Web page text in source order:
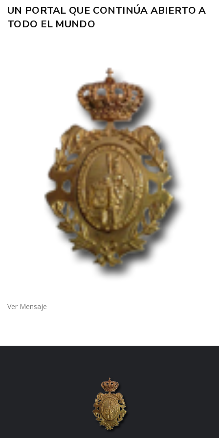
UN PORTAL QUE CONTINÚA ABIERTO A
TODO EL MUNDO
Ver Mensaje